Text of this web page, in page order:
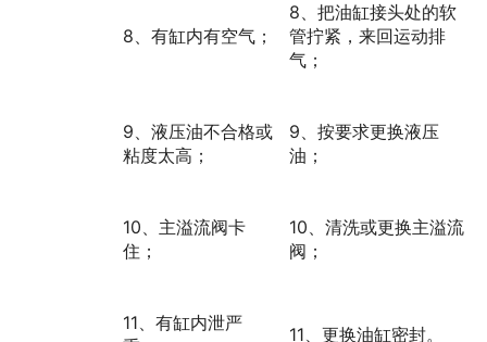
8、有缸内有空气；
8、把油缸接头处的软
管拧紧，来回运动排
气；
9、液压油不合格或
粘度太高；
9、按要求更换液压
油；
10、主溢流阀卡
住；
10、清洗或更换主溢流
阀；
11、有缸内泄严
11、更换油缸密封。